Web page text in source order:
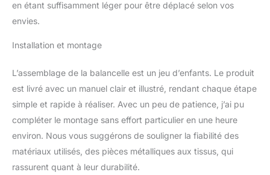
Cette balancelle 3 places
manuel d'assemblage
illustré fourni.
Dimensions totales : 197L
x 120l x 180H cm,
dimensions lit hamac :
160L x 110l cm. Charge
maximale : 240 kg.
Assemblage requis
en étant suffisamment léger pour être déplacé selon vos
envies.
Installation et montage
L’assemblage de la balancelle est un jeu d’enfants. Le produit
est livré avec un manuel clair et illustré, rendant chaque étape
simple et rapide à réaliser. Avec un peu de patience, j’ai pu
compléter le montage sans effort particulier en une heure
environ. Nous vous suggérons de souligner la fiabilité des
matériaux utilisés, des pièces métalliques aux tissus, qui
rassurent quant à leur durabilité.